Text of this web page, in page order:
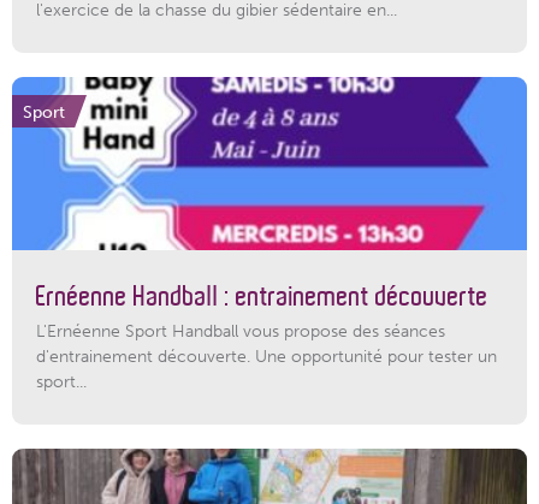
l'exercice de la chasse du gibier sédentaire en...
Sport
Ernéenne Handball : entrainement découverte
L'Ernéenne Sport Handball vous propose des séances
d'entrainement découverte. Une opportunité pour tester un
sport...